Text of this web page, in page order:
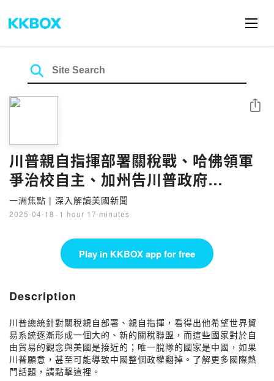
川普親自指揮部署關稅戰、哈佛領軍
爭治校自主、加州告川普政府
(4.16.2025)
一洲焦點 | 深入解讀美國新聞
2025-04-18 · 1 hour 17 minutes
Share
Play in KKBOX app for free
Description
川普總統針對關稅親自部署、親自指揮，看得出他希望世界貿
易系統逐漸形成一個大的、新的關稅聯盟，而這些國家對於自
由貿易的觀念與美國是接近的；唯一脫隊的國家是中國，如果
川普願意，甚至可能導致中國整個政權翻掉。了解更多國際熱
門話題，請點擊這裡。